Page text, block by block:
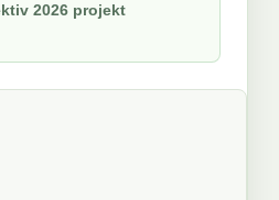
2026 projekt